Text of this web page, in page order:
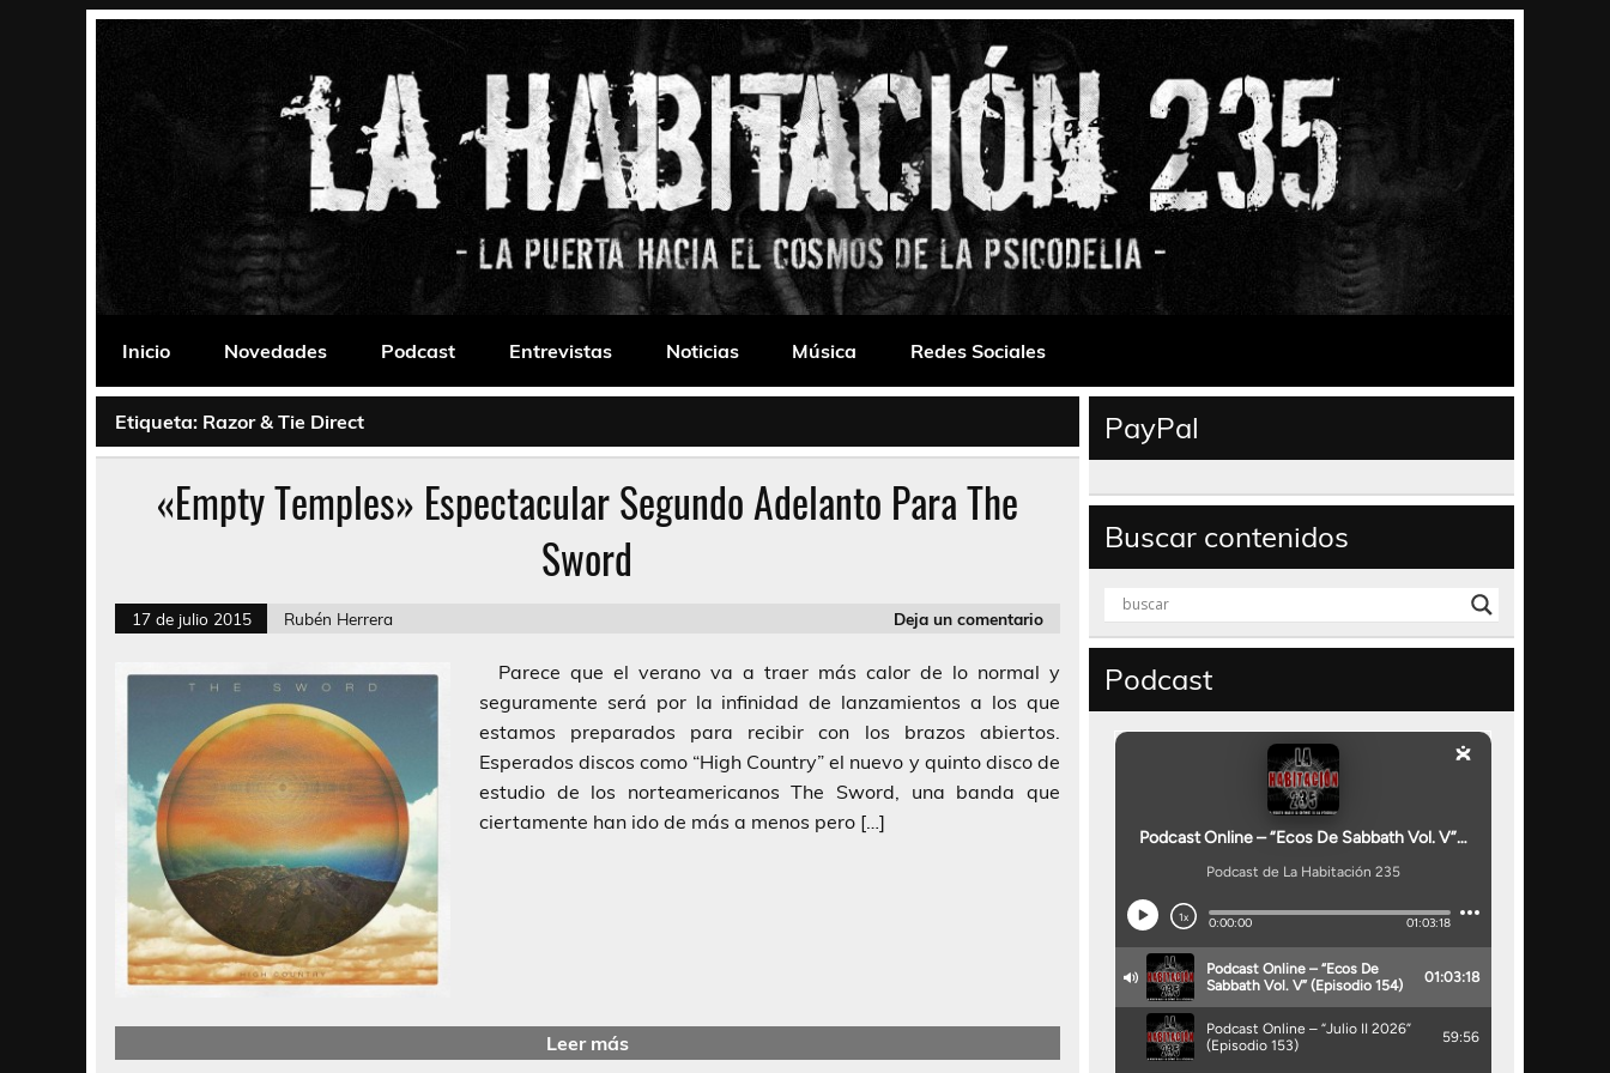
La Habitación 235
Inicio
Novedades Podcast Entrevistas Noticias Música Redes Sociales
Etiqueta: Razor & Tie Direct
«Empty Temples» Espectacular Segundo Adelanto Para The
Sword
17 de julio 2015 Rubén Herrera Deja un comentario
Parece que el verano va a traer más calor de lo normal y
seguramente será por la infinidad de lanzamientos a los que
estamos preparados para recibir con los brazos abiertos.
Esperados discos como “High Country” el nuevo y quinto disco de
estudio de los norteamericanos The Sword, una banda que
ciertamente han ido de más a menos pero […]
Leer más
PayPal
Buscar contenidos
Podcast